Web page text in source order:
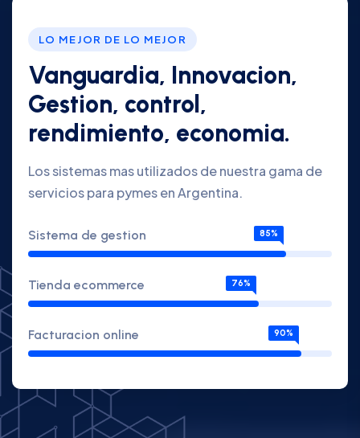
LO MEJOR DE LO MEJOR
Vanguardia, Innovacion,
Gestion, control,
rendimiento, economia.
Los sistemas mas utilizados de nuestra gama de
servicios para pymes en Argentina.
Sistema de gestion 85%
Tienda ecommerce 76%
Facturacion online 90%